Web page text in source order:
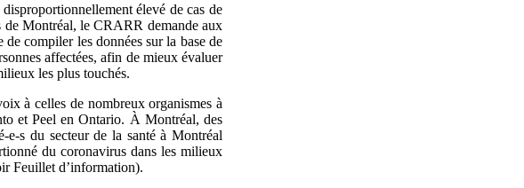
élevé de cas de
Montréal, le CRARR demande aux
compiler les données sur la base de
affectées, afin de mieux évaluer
les plus touchés.
à celles de nombreux organismes à
et Peel en Ontario. À Montréal, des
e-s du secteur de la santé à Montréal
du coronavirus dans les milieux
Feuillet d’information).